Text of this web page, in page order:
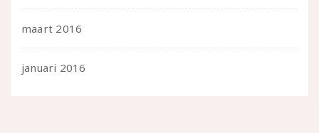
maart 2016
januari 2016